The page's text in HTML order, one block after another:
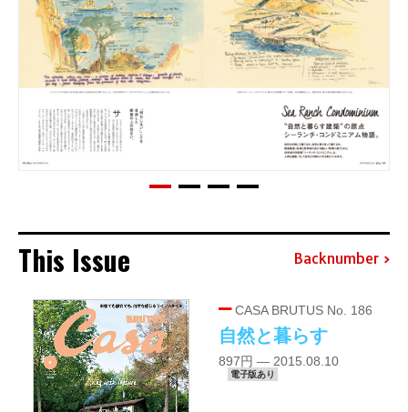
This Issue Backnumber
CASA BRUTUS No. 186
自然と暮らす
897円 — 2015.08.10
電子版あり